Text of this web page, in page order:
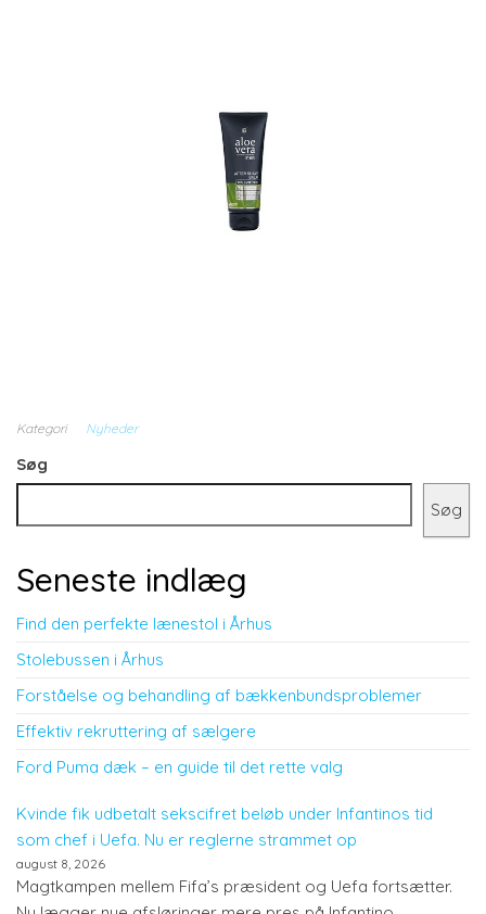
Kategori Nyheder
Søg
Søg
Seneste indlæg
Find den perfekte lænestol i Århus
Stolebussen i Århus
Forståelse og behandling af bækkenbundsproblemer
Effektiv rekruttering af sælgere
Ford Puma dæk – en guide til det rette valg
Kvinde fik udbetalt sekscifret beløb under Infantinos tid
som chef i Uefa. Nu er reglerne strammet op
august 8, 2026
Magtkampen mellem Fifa’s præsident og Uefa fortsætter.